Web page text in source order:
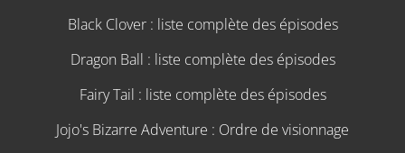
Black Clover : liste complète des épisodes
Dragon Ball : liste complète des épisodes
Fairy Tail : liste complète des épisodes
Jojo's Bizarre Adventure : Ordre de visionnage